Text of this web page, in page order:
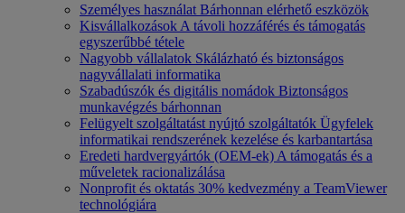
Személyes használat Bárhonnan elérhető eszközök
Kisvállalkozások A távoli hozzáférés és támogatás
egyszerűbbé tétele
Nagyobb vállalatok Skálázható és biztonságos
nagyvállalati informatika
Szabadúszók és digitális nomádok Biztonságos
munkavégzés bárhonnan
Felügyelt szolgáltatást nyújtó szolgáltatók Ügyfelek
informatikai rendszerének kezelése és karbantartása
Eredeti hardvergyártók (OEM-ek) A támogatás és a
műveletek racionalizálása
Nonprofit és oktatás 30% kedvezmény a TeamViewer
technológiára